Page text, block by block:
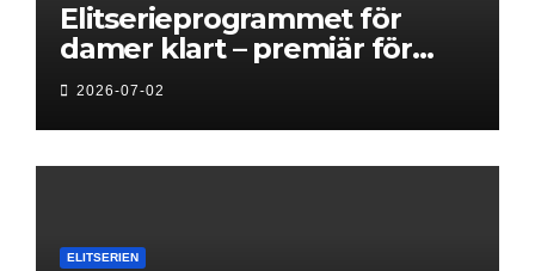
Elitserieprogrammet för
damer klart – premiär för
Next Level
2026-07-02
ELITSERIEN